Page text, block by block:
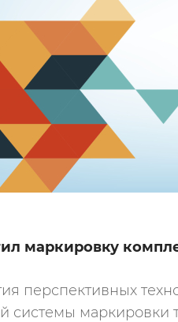
маркировку
перспективных
системы маркировки